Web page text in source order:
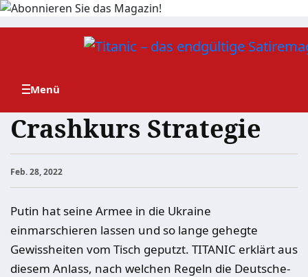
Zum
Crashkurs Strategie
Feb. 28, 2022
Putin hat seine Armee in die Ukraine
einmarschieren lassen und so lange gehegte
Gewissheiten vom Tisch geputzt. TITANIC erklärt aus
diesem Anlass, nach welchen Regeln die Deutsche-